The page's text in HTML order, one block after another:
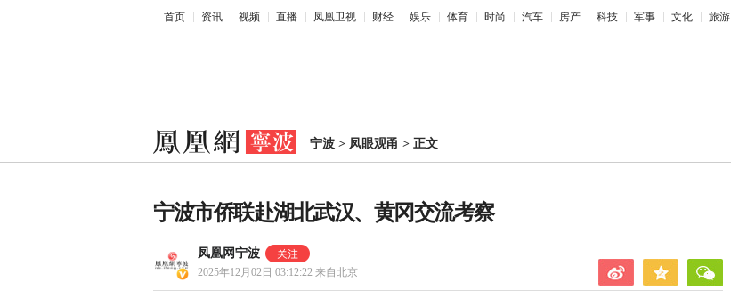
首页 资讯 视频 直播 凤凰卫视 财经 娱乐 体育 时尚 汽车 房产 科技 军事 文化 旅游
宁波 > 凤眼观甬 > 正文
宁波市侨联赴湖北武汉、黄冈交流考察
凤凰网宁波
2025年12月02日 03:12:22 来自北京